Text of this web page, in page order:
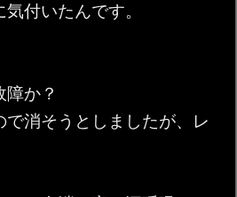
付いたんです。
か？
消そうとしましたが、レ